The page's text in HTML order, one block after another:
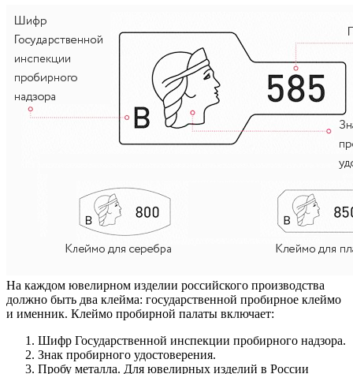
На каждом ювелирном изделии российского производства
должно быть два клейма: государственной пробирное клеймо
и именник. Клеймо пробирной палаты включает:
Шифр Государственной инспекции пробирного надзора.
Знак пробирного удостоверения.
Пробу металла. Для ювелирных изделий в России